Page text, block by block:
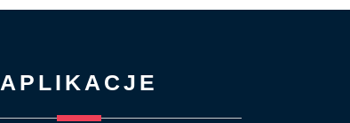
APLIKACJE